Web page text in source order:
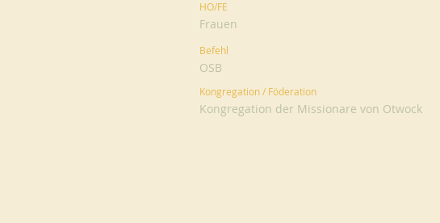
HO/FE
Frauen
Befehl
OSB
Kongregation / Föderation
Kongregation der Missionare von Otwock